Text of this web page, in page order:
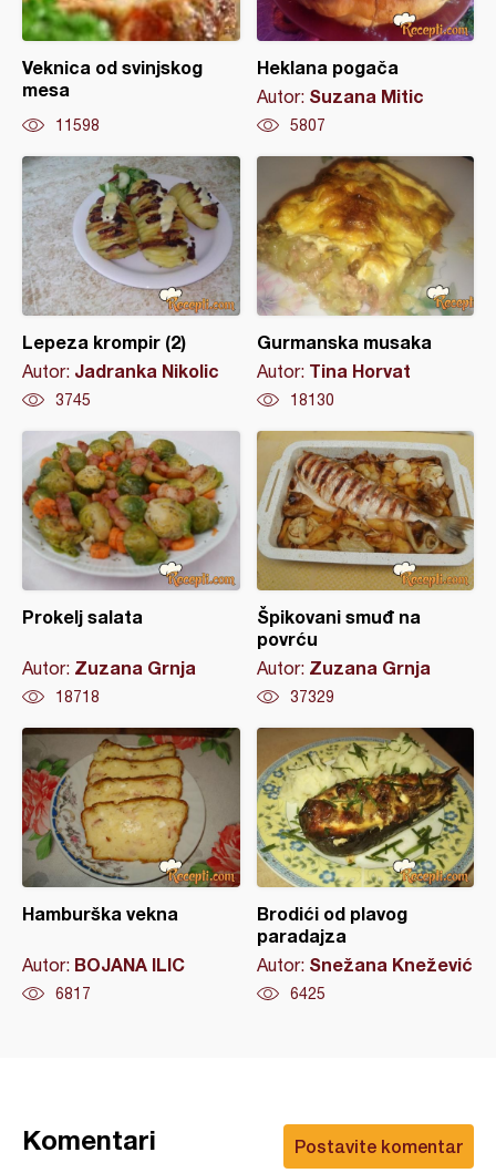
Veknica od svinjskog
mesa
11598
Heklana pogača
Autor: Suzana Mitic
5807
Lepeza krompir (2)
Autor: Jadranka Nikolic
3745
Gurmanska musaka
Autor: Tina Horvat
18130
Prokelj salata
Autor: Zuzana Grnja
18718
Špikovani smuđ na
povrću
Autor: Zuzana Grnja
37329
Hamburška vekna
Autor: BOJANA ILIC
6817
Brodići od plavog
paradajza
Autor: Snežana Knežević
6425
Postavite komentar
Komentari